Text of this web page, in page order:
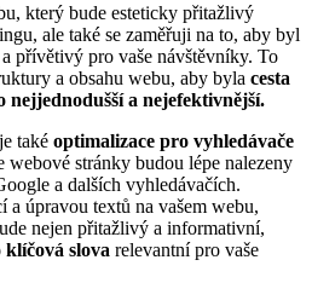
který bude esteticky přitažlivý
ale také se zaměřuji na to, aby byl
přívětivý pro vaše návštěvníky. To
a obsahu webu, aby byla cesta
nejjednodušší a nejefektivnější.
také optimalizace pro vyhledávače
webové stránky budou lépe nalezeny
a dalších vyhledávačích.
a úpravou textů na vašem webu,
nejen přitažlivý a informativní,
slova relevantní pro vaše